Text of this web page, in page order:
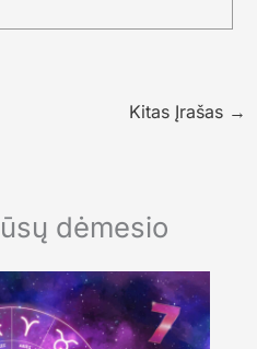
Kitas Įrašas →
dėmesio